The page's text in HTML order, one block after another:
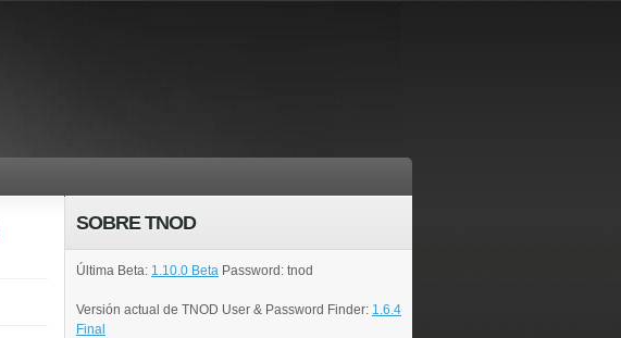
SOBRE TNOD
Última Beta: 1.10.0 Beta Password: tnod
Versión actual de TNOD User & Password Finder: 1.6.4
Final